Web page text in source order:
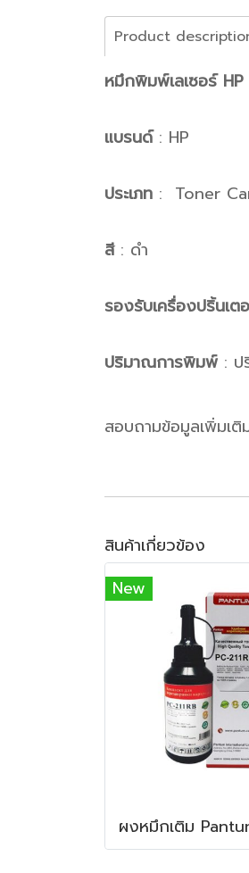
Product
หมึกพิมพ์เลเซอร์
แบรนด์: HP
ประเภท : Toner
สี: ดำ
รองรับเครื่องปริ้นเต
ปริมาณการพิมพ์ :
สอบถามข้อมูลเพิ่มเ
สินค้าเกี่ยวข้อง
New